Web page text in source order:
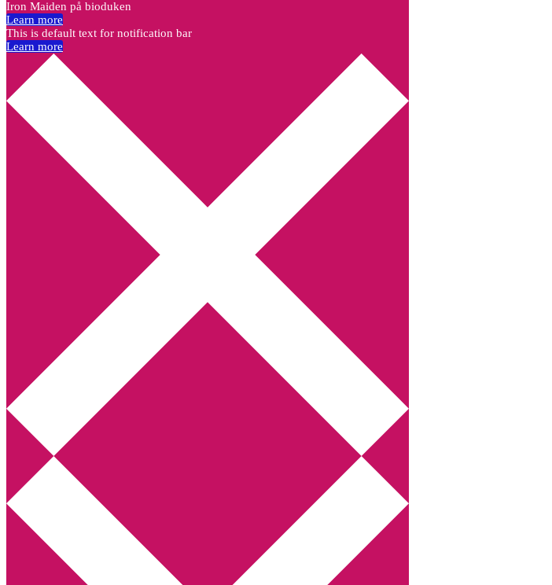
Annikas litteratur- och kulturblogg
Deckare, kriminalromaner, thrillers
Hem
Boktolva
Författarfemman
Kontakt
Iron Maiden på bioduken
Learn more
This is default text for notification bar
Learn more